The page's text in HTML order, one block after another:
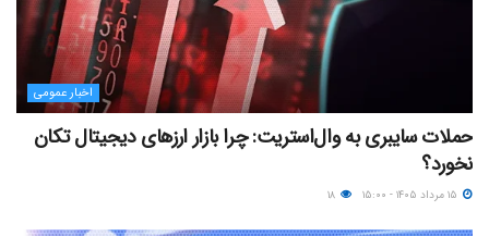
اخبار عمومی
حملات سایبری به وال‌استریت: چرا بازار ارزهای دیجیتال تکان
نخورد؟